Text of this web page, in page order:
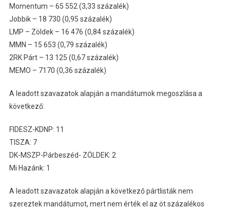
Momentum – 65 552 (3,33 százalék)
Jobbik – 18 730 (0,95 százalék)
LMP – Zöldek – 16 476 (0,84 százalék)
MMN – 15 653 (0,79 százalék)
2RK Párt – 13 125 (0,67 százalék)
MEMO – 7170 (0,36 százalék)
A leadott szavazatok alapján a mandátumok megoszlása a
következő:
FIDESZ-KDNP: 11
TISZA: 7
DK-MSZP-Párbeszéd- ZÖLDEK: 2
Mi Hazánk: 1
A leadott szavazatok alapján a következő pártlisták nem
szereztek mandátumot, mert nem érték el az öt százalékos